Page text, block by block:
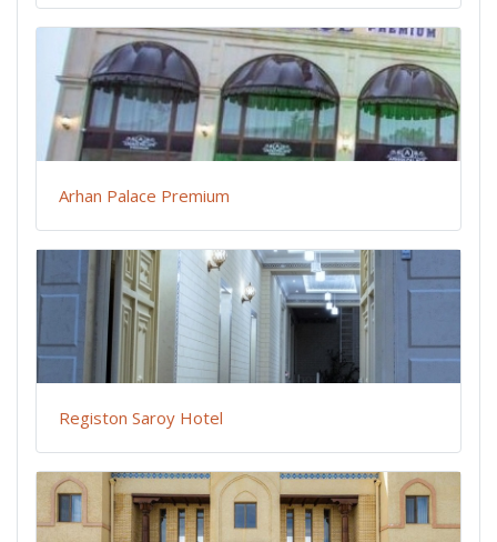
Arhan Palace Premium
Registon Saroy Hotel